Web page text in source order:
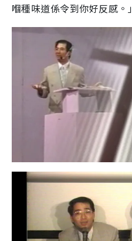
嗰種味道係令到你好反感。」